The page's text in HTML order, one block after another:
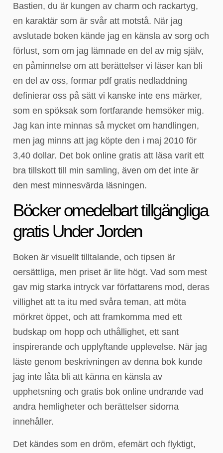
Bastien, du är kungen av charm och rackartyg,
en karaktär som är svår att motstå. När jag
avslutade boken kände jag en känsla av sorg och
förlust, som om jag lämnade en del av mig själv,
en påminnelse om att berättelser vi läser kan bli
en del av oss, formar pdf gratis nedladdning
definierar oss på sätt vi kanske inte ens märker,
som en spöksak som fortfarande hemsöker mig.
Jag kan inte minnas så mycket om handlingen,
men jag minns att jag köpte den i maj 2010 för
3,40 dollar. Det bok online gratis att läsa varit ett
bra tillskott till min samling, även om det inte är
den mest minnesvärda läsningen.
Böcker omedelbart tillgängliga
gratis Under Jorden
Boken är visuellt tilltalande, och tipsen är
oersättliga, men priset är lite högt. Vad som mest
gav mig starka intryck var författarens mod, deras
villighet att ta itu med svåra teman, att möta
mörkret öppet, och att framkomma med ett
budskap om hopp och uthållighet, ett sant
inspirerande och upplyftande upplevelse. När jag
läste genom beskrivningen av denna bok kunde
jag inte låta bli att känna en känsla av
upphetsning och gratis bok online undrande vad
andra hemligheter och berättelser sidorna
innehåller.
Det kändes som en dröm, efemärt och flyktigt,